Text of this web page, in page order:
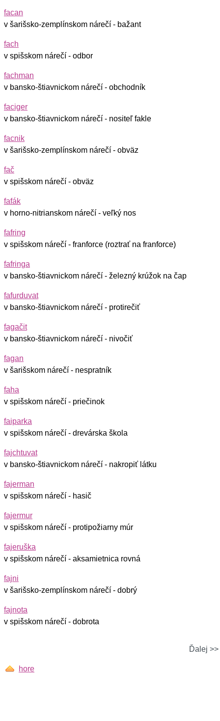
facan
v šarišsko-zemplínskom nárečí - bažant
fach
v spišskom nárečí - odbor
fachman
v bansko-štiavnickom nárečí - obchodník
faciger
v bansko-štiavnickom nárečí - nositeľ fakle
facnik
v šarišsko-zemplínskom nárečí - obväz
fač
v spišskom nárečí - obväz
fafák
v horno-nitrianskom nárečí - veľký nos
fafring
v spišskom nárečí - franforce (roztrať na franforce)
fafringa
v bansko-štiavnickom nárečí - železný krúžok na čap
fafurduvat
v bansko-štiavnickom nárečí - protirečiť
fagačit
v bansko-štiavnickom nárečí - nivočiť
fagan
v šarišskom nárečí - nespratník
faha
v spišskom nárečí - priečinok
faiparka
v spišskom nárečí - drevárska škola
fajchtuvat
v bansko-štiavnickom nárečí - nakropiť látku
fajerman
v spišskom nárečí - hasič
fajermur
v spišskom nárečí - protipožiarny múr
fajeruška
v spišskom nárečí - aksamietnica rovná
fajni
v šarišsko-zemplínskom nárečí - dobrý
fajnota
v spišskom nárečí - dobrota
Ďalej >>
hore